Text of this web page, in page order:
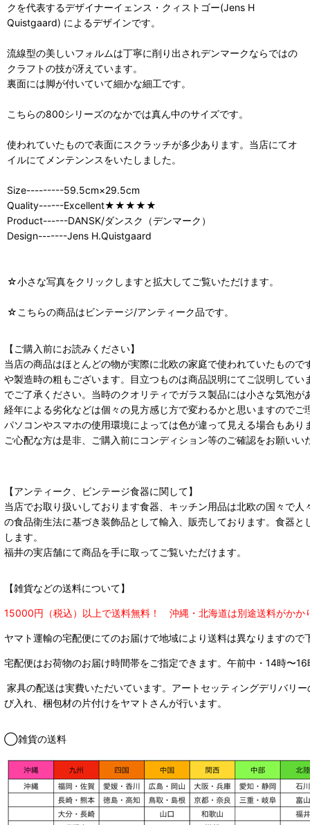
クを代表するデザイナーイェンス・クィストゴー(Jens H
Quistgaard) によるデザインです。
流線型の美しいフォルムは丁寧に削り出されデンマークならではの
クラフトの技が冴えています。
裏面には脚が付いていて細かな細工です。
こちらの800シリーズのなかでは真ん中のサイズです。
使われていたもので表面にスクラッチが多少あります。当店にてオ
イルにてメンテンンスをいたしました。
Size---------59.5cm×29.5cm
Quality------Excellent★★★★★
Product------DANSK/ダンスク（デンマーク）
Design-------Jens H.Quistgaard
☆小さな写真をクリックしますと拡大してご覧いただけます。
☆こちらの商品はビンテージ/アンティーク品です。
【ご購入前にお読みください】
当店の商品はほとんどの物が実際に北欧の家庭で使われていたもの
や製造時の粗もございます。目立つものは商品説明にてご説明して
でご了承ください。当時のクオリティでガラス製品には小さな気泡が
経年による劣化などは個々の見方感じ方で変わるかと思いますのでご
パソコンやスマホの使用環境によっては色が違って見える場合もあ
ご心配な方は是非、ご購入前にコンディション等のご確認をお願い
【アンティーク、ビンテージ食器に関して】
当店でお取り扱いしております食器、キッチン用品は北欧の国々で
の食品衛生法に基づき装飾品として輸入、販売しております。食器
します。
福井の実店舗にて商品を手に取ってご覧いただけます。
【雑貨などの送料について】
15000円（税込）以上で送料無料！ 沖縄・北海道は別途送料がかか
ヤマト運輸の宅配便にてのお届けで地域により送料は異なりますので
宅配便はお荷物のお届け時間帯をご指定できます。 午前中・14時〜
家具の配送は実費いただいています。アートセッティングデリバリ
び入れ、梱包材の片付けをヤマトさんが行います。
◯雑貨の送料